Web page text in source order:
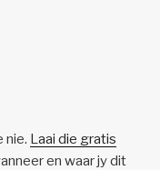
nie. Laai die gratis
en waar jy dit